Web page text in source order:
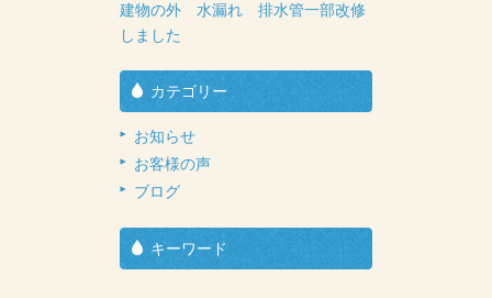
建物の外 水漏れ 排水管一部改修
しました
カテゴリー
お知らせ
お客様の声
ブログ
キーワード